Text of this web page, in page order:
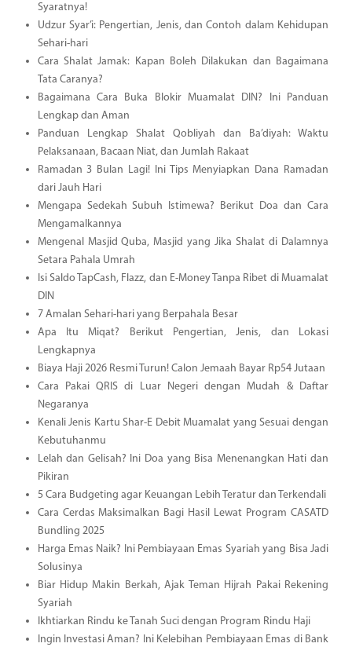
Syaratnya!
Udzur Syar’i: Pengertian, Jenis, dan Contoh dalam Kehidupan
Sehari-hari
Cara Shalat Jamak: Kapan Boleh Dilakukan dan Bagaimana
Tata Caranya?
Bagaimana Cara Buka Blokir Muamalat DIN? Ini Panduan
Lengkap dan Aman
Panduan Lengkap Shalat Qobliyah dan Ba’diyah: Waktu
Pelaksanaan, Bacaan Niat, dan Jumlah Rakaat
Ramadan 3 Bulan Lagi! Ini Tips Menyiapkan Dana Ramadan
dari Jauh Hari
Mengapa Sedekah Subuh Istimewa? Berikut Doa dan Cara
Mengamalkannya
Mengenal Masjid Quba, Masjid yang Jika Shalat di Dalamnya
Setara Pahala Umrah
Isi Saldo TapCash, Flazz, dan E-Money Tanpa Ribet di Muamalat
DIN
7 Amalan Sehari-hari yang Berpahala Besar
Apa Itu Miqat? Berikut Pengertian, Jenis, dan Lokasi
Lengkapnya
Biaya Haji 2026 Resmi Turun! Calon Jemaah Bayar Rp54 Jutaan
Cara Pakai QRIS di Luar Negeri dengan Mudah & Daftar
Negaranya
Kenali Jenis Kartu Shar-E Debit Muamalat yang Sesuai dengan
Kebutuhanmu
Lelah dan Gelisah? Ini Doa yang Bisa Menenangkan Hati dan
Pikiran
5 Cara Budgeting agar Keuangan Lebih Teratur dan Terkendali
Cara Cerdas Maksimalkan Bagi Hasil Lewat Program CASATD
Bundling 2025
Harga Emas Naik? Ini Pembiayaan Emas Syariah yang Bisa Jadi
Solusinya
Biar Hidup Makin Berkah, Ajak Teman Hijrah Pakai Rekening
Syariah
Ikhtiarkan Rindu ke Tanah Suci dengan Program Rindu Haji
Ingin Investasi Aman? Ini Kelebihan Pembiayaan Emas di Bank